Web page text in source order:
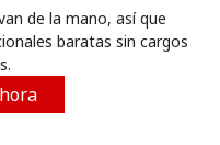
de la mano, así que
baratas sin cargos